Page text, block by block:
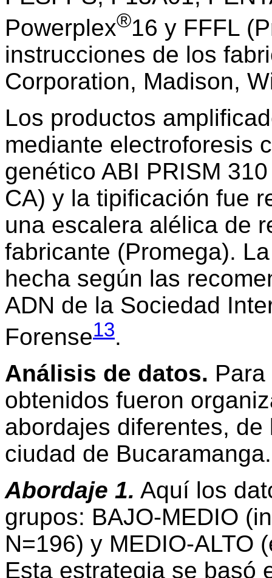
Powerplex®16 y FFFL
instrucciones de los
Corporation, Madison,
Los productos
mediante electroforesis
genético ABI PRISM
CA) y la tipificación fue
una escalera alélica de
fabricante (Promega).
hecha según las
ADN de la Sociedad
Forense13.
Análisis de datos.
obtenidos fueron
abordajes diferentes,
ciudad de Bucaramanga.
Abordaje 1. Aquí los
grupos: BAJO-MEDIO
N=196) y MEDIO-ALTO
Esta estrategia se basó